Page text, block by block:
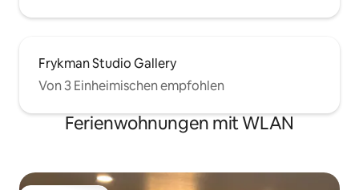
Frykman Studio Gallery
Von 3 Einheimischen empfohlen
Ferienwohnungen mit WLAN